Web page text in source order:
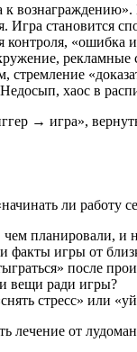
Игра становится
«ошибка
рекламные
хаос в
→ игра»,
ли работу
планировали, и
факты игры от
после
вещи ради игры?
стресс» или
лечение от